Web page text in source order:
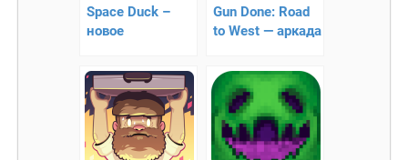
Space Duck –
новое
задание
Gun Done: Road
to West — аркада